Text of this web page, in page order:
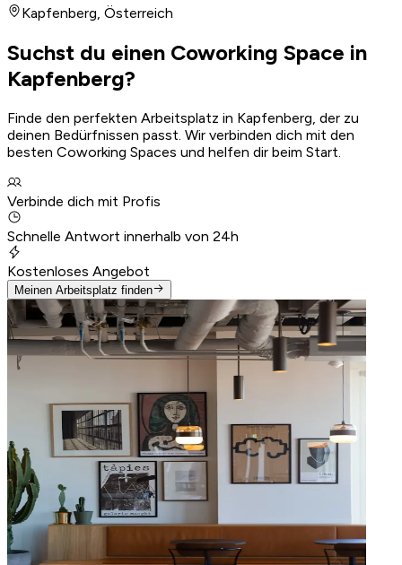
Kapfenberg, Österreich
Suchst du einen Coworking Space in
Kapfenberg?
Finde den perfekten Arbeitsplatz in Kapfenberg, der zu
deinen Bedürfnissen passt. Wir verbinden dich mit den
besten Coworking Spaces und helfen dir beim Start.
Verbinde dich mit Profis
Schnelle Antwort innerhalb von 24h
Kostenloses Angebot
Meinen Arbeitsplatz finden